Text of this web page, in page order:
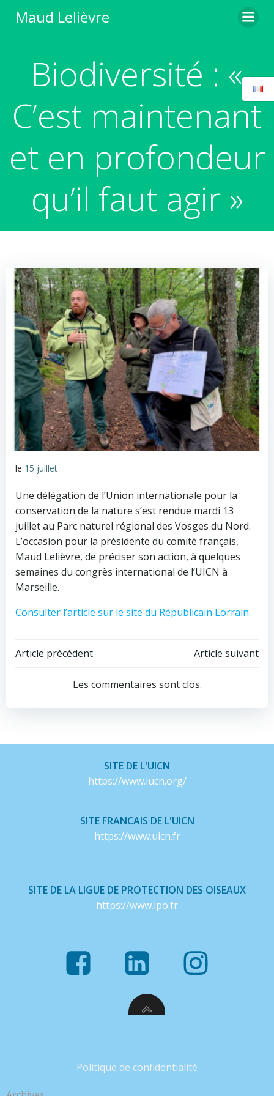
Maud Lelièvre
Biodiversité : «
C’est maintenant
et en profondeur
qu’il faut agir »
le 15 juillet
Une délégation de l’Union internationale pour la
conservation de la nature s’est rendue mardi 13
juillet au Parc naturel régional des Vosges du Nord.
L’occasion pour la présidente du comité français,
Maud Lelièvre, de préciser son action, à quelques
semaines du congrès international de l’UICN à
Marseille.
Consulter l’article sur le site du Républicain Lorrain.
Navigation
l’article
Article précédent
Navigation
de
l’article
Article suivant
Les commentaires sont clos.
SITE DE L'UICN
https://www.iucn.org/
SITE FRANCAIS DE L'UICN
https://www.uicn.fr
SITE DE LA LIGUE DE PROTECTION DES OISEAUX
https://www.lpo.fr
Politique de confidentialité